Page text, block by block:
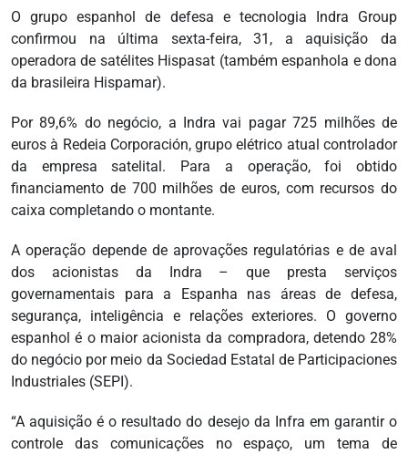
O grupo espanhol de defesa e tecnologia Indra Group
confirmou na última sexta-feira, 31, a aquisição da
operadora de satélites Hispasat (também espanhola e dona
da brasileira Hispamar).
Por 89,6% do negócio, a Indra vai pagar 725 milhões de
euros à Redeia Corporación, grupo elétrico atual controlador
da empresa satelital. Para a operação, foi obtido
financiamento de 700 milhões de euros, com recursos do
caixa completando o montante.
A operação depende de aprovações regulatórias e de aval
dos acionistas da Indra – que presta serviços
governamentais para a Espanha nas áreas de defesa,
segurança, inteligência e relações exteriores. O governo
espanhol é o maior acionista da compradora, detendo 28%
do negócio por meio da Sociedad Estatal de Participaciones
Industriales (SEPI).
“A aquisição é o resultado do desejo da Infra em garantir o
controle das comunicações no espaço, um tema de